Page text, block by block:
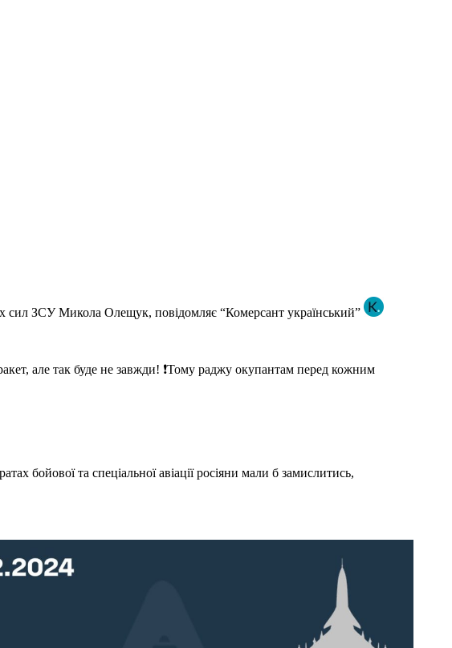
сил ЗСУ Микола Олещук, повідомляє “Комерсант український”
але так буде не завжди! ❗️Тому раджу окупантам перед кожним
бойової та спеціальної авіації росіяни мали б замислитись,